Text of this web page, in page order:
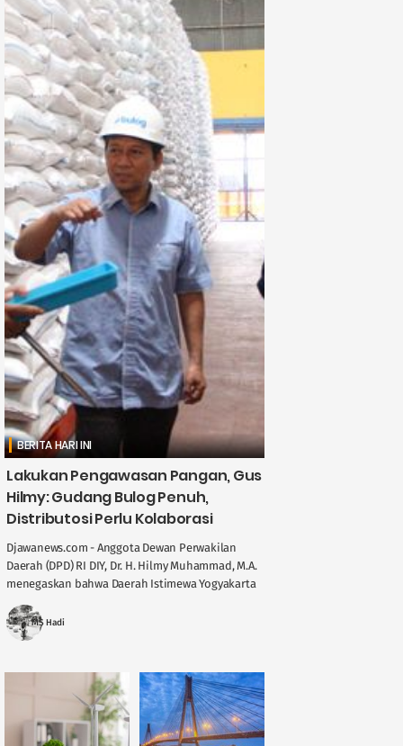
BERITA HARI INI
Lakukan Pengawasan Pangan, Gus
Hilmy: Gudang Bulog Penuh,
Distributosi Perlu Kolaborasi
Djawanews.com - Anggota Dewan Perwakilan
Daerah (DPD) RI DIY, Dr. H. Hilmy Muhammad, M.A.
menegaskan bahwa Daerah Istimewa Yogyakarta
stabilitas ....
MS Hadi